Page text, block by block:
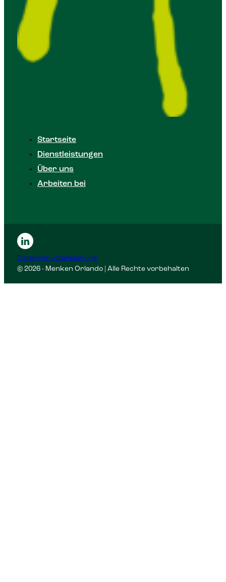
Startseite
Dienstleistungen
Über uns
Arbeiten bei
Datenschutzerklärung
© 2026 - Menken Orlando | Alle Rechte vorbehalten